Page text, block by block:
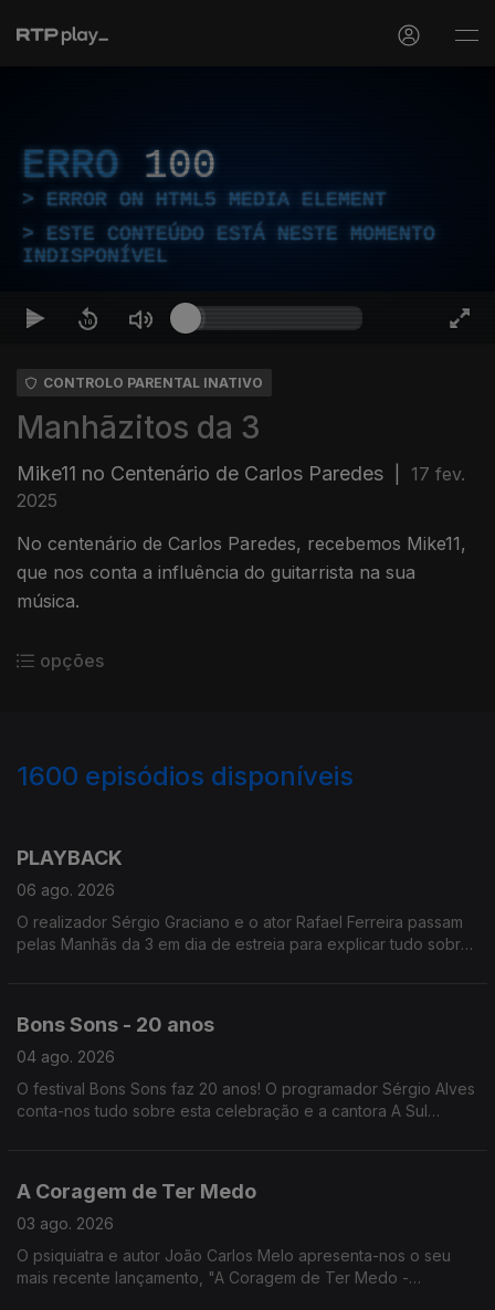
ERRO 100
ERROR ON HTML5 MEDIA ELEMENT
ESTE CONTEÚDO ESTÁ NESTE MOMENTO
INDISPONÍVEL
CONTROLO PARENTAL INATIVO
Manhãzitos da 3
Mike11 no Centenário de Carlos Paredes
17 fev.
2025
No centenário de Carlos Paredes, recebemos Mike11,
que nos conta a influência do guitarrista na sua
música.
opções
1600 episódios disponíveis
PLAYBACK
06 ago. 2026
O realizador Sérgio Graciano e o ator Rafael Ferreira passam
pelas Manhãs da 3 em dia de estreia para explicar tudo sobre
Bons Sons - 20 anos
04 ago. 2026
O festival Bons Sons faz 20 anos! O programador Sérgio Alves
conta-nos tudo sobre esta celebração e a cantora A Sul
A Coragem de Ter Medo
03 ago. 2026
O psiquiatra e autor João Carlos Melo apresenta-nos o seu
mais recente lançamento, "A Coragem de Ter Medo -